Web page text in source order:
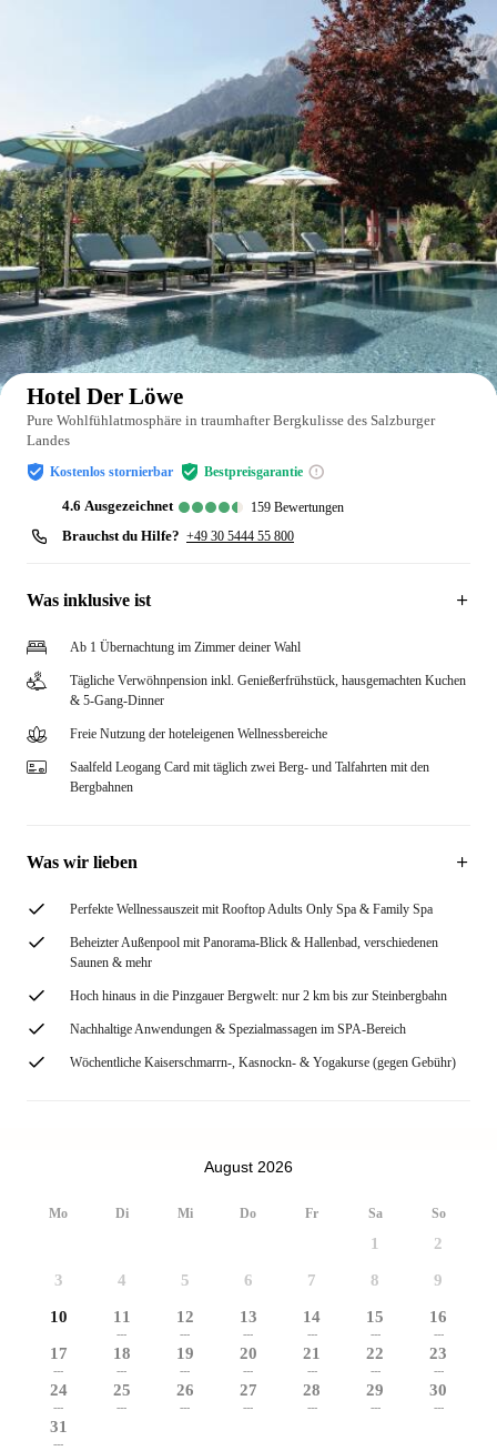
Auf der Karte anzeigen
Hotel Der Löwe
Pure Wohlfühlatmosphäre in traumhafter Bergkulisse des Salzburger
Landes
Kostenlos stornierbar Bestpreisgarantie
4.6 ausgezeichnet 159 Bewertungen
Brauchst du Hilfe? +49 30 5444 55 800
Was inklusive ist
Ab 1 Übernachtung im Zimmer deiner Wahl
Tägliche Verwöhnpension inkl. Genießerfrühstück, hausgemachten Kuchen
& 5-Gang-Dinner
Freie Nutzung der hoteleigenen Wellnessbereiche
Saalfeld Leogang Card mit täglich zwei Berg- und Talfahrten mit den
Bergbahnen
Was wir lieben
Perfekte Wellnessauszeit mit Rooftop Adults Only Spa & Family Spa
Beheizter Außenpool mit Panorama-Blick & Hallenbad, verschiedenen
Saunen & mehr
Hoch hinaus in die Pinzgauer Bergwelt: nur 2 km bis zur Steinbergbahn
Nachhaltige Anwendungen & Spezialmassagen im SPA-Bereich
Wöchentliche Kaiserschmarrn-, Kasnockn- & Yogakurse (gegen Gebühr)
August 2026
Mo Di Mi Do Fr Sa So
1 2
3 4 5 6 7 8 9
10 11
---
12
---
13
---
14
---
15
---
16
---
17
---
18
---
19
---
20
---
21
---
22
---
23
---
24
---
25
---
26
---
27
---
28
---
29
---
30
---
31
---